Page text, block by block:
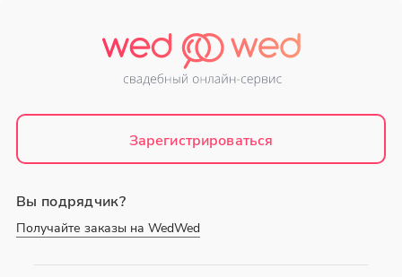
Зарегистрироваться
Вы подрядчик?
Получайте заказы на WedWed